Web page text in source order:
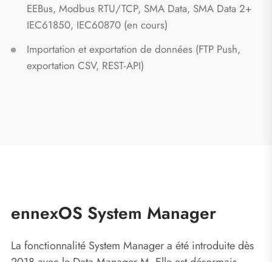
EEBus, Modbus RTU/TCP, SMA Data, SMA Data 2+
IEC61850, IEC60870 (en cours)
Importation et exportation de données (FTP Push,
exportation CSV, REST-API)
ennexOS System Manager
La fonctionnalité System Manager a été introduite dès